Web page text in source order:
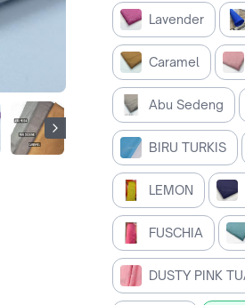
Lavender
Caramel
Abu Sedeng
BIRU TURKIS
LEMON
FUSCHIA
DUSTY PINK